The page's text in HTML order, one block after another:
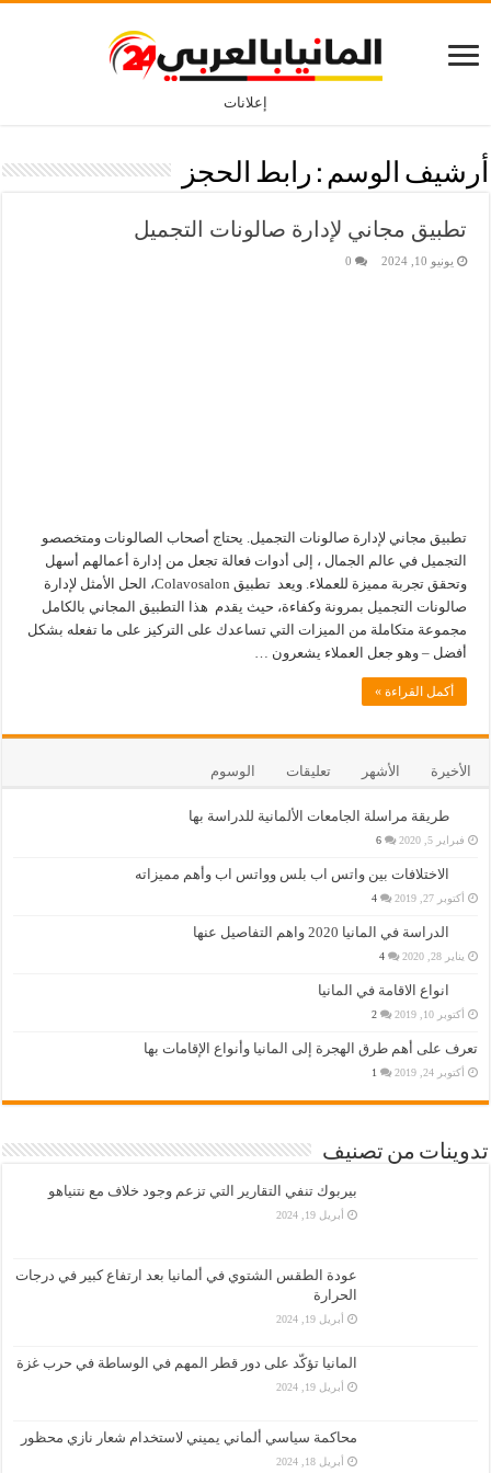
إعلانات
أرشيف الوسم : رابط الحجز
تطبيق مجاني لإدارة صالونات التجميل
يونيو 10, 2024 0
تطبيق مجاني لإدارة صالونات التجميل. يحتاج أصحاب الصالونات ومتخصصو
التجميل في عالم الجمال ، إلى أدوات فعالة تجعل من إدارة أعمالهم أسهل
وتحقق تجربة مميزة للعملاء. ويعد تطبيق Colavosalon، الحل الأمثل لإدارة
صالونات التجميل بمرونة وكفاءة، حيث يقدم هذا التطبيق المجاني بالكامل
مجموعة متكاملة من الميزات التي تساعدك على التركيز على ما تفعله بشكل
أفضل – وهو جعل العملاء يشعرون …
أكمل القراءة »
الأخيرة الأشهر تعليقات الوسوم
طريقة مراسلة الجامعات الألمانية للدراسة بها
فبراير 5, 2020 6
الاختلافات بين واتس اب بلس وواتس اب وأهم مميزاته
أكتوبر 27, 2019 4
الدراسة في المانيا 2020 واهم التفاصيل عنها
يناير 28, 2020 4
انواع الاقامة في المانيا
أكتوبر 10, 2019 2
تعرف على أهم طرق الهجرة إلى المانيا وأنواع الإقامات بها
أكتوبر 24, 2019 1
تدوينات من تصنيف
بيربوك تنفي التقارير التي تزعم وجود خلاف مع نتنياهو
أبريل 19, 2024
عودة الطقس الشتوي في ألمانيا بعد ارتفاع كبير في درجات
الحرارة
أبريل 19, 2024
المانيا تؤكّد على دور قطر المهم في الوساطة في حرب غزة
أبريل 19, 2024
محاكمة سياسي ألماني يميني لاستخدام شعار نازي محظور
أبريل 18, 2024